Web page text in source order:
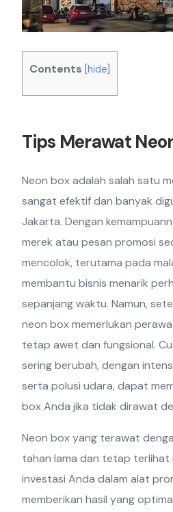
Contents [hide
Tips Merawat
Neon box adalah salah satu
sangat efektif dan banyak
Jakarta. Dengan
merek atau pesan promosi
mencolok, terutama pada
membantu bisnis menarik
sepanjang waktu. Namun,
neon box memerlukan
tetap awet dan fungsional.
sering berubah, dengan
serta polusi udara, dapat
box Anda jika tidak dirawat
Neon box yang terawat
tahan lama dan tetap terlihat
investasi Anda dalam alat
memberikan hasil yang